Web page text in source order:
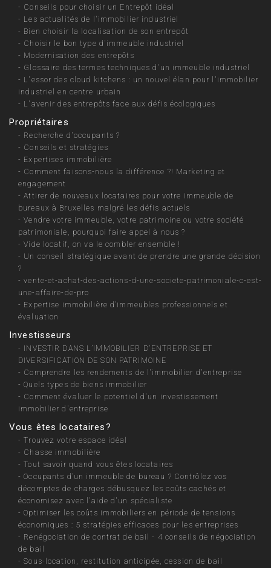
- Conseils pour choisir un Entrepôt idéal
- Les actualités de l'immobilier industriel
- Bien choisir la localisation de son entrepôt
- Choisir le bon type d'immeuble industriel
- Modernisation des entrepôts
- Glossaire des termes techniques d'un immeuble industriel
- L'essor des cloud kitchens : un nouvel élan pour l'immobilier
industriel en centre urbain
- L'avenir des entrepôts face aux défis écologiques
Propriétaires
- Recherche d'occupants ?
- Conseils et stratégies
- Expertises immobilière
- Comment faisons-nous la différence ?! Marketing et
engagement
-Attirer de nouveaux locataires pour votre immeuble de
bureaux à Bruxelles malgré les défis actuels
-Vendre votre immeuble, votre patrimoine ou votre société
patrimoniale, pourquoi faire appel à nous ?
-Vide locatif, on va le combler ensemble !
- Un conseil stratégique avant de prendre une grande décision
?
-vente-et-achat-des-actions-d-une-societe-patrimoniale-c-est-
une-affaire-de-pro
- Expertise immobilière d’immeubles professionnels et
évaluation
Investisseurs
- INVESTIR DANS L’IMMOBILIER D'ENTREPRISE ET
DIVERSIFICATION DE SON PATRIMOINE
- Comprendre les rendements de l'immobilier d'entreprise
-Quels types de biens immobilier
- Comment évaluer le potentiel d'un investissement
immobilier d'entreprise
Vous êtes locataires?
-Trouvez votre espace idéal
- Chasse immobilière
-Tout savoir quand vous êtes locataires
-Occupants d’un immeuble de bureau ? Contrôlez vos
décomptes de charges débusquez les coûts cachés et
économisez avec l'aide d'un spécialiste
-Optimiser les coûts immobiliers en période de tensions
économiques : 5 stratégies efficaces pour les entreprises
- Renégociation de contrat de bail - 4 conseils de négociation
de bail
-Sous-location, restitution anticipée, cession de bail